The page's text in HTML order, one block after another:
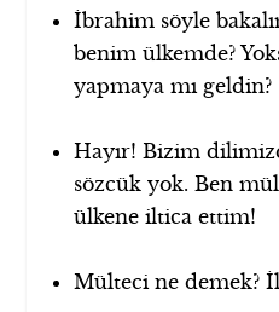
İbrahim söyle
benim ülkemde?
yapmaya mı geldin?
Hayır! Bizim
sözcük yok. Ben
ülkene iltica ettim!
Mülteci ne demek?